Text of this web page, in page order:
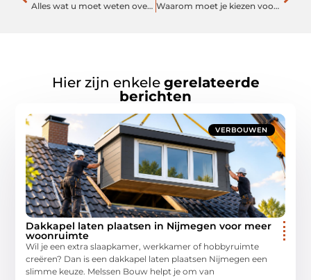
Alles wat u moet weten over het gebruik van magic truffels Waarom moet je kiezen voor maatwerk zonwering?
Hier zijn enkele gerelateerde
berichten
VERBOUWEN
Dakkapel laten plaatsen in Nijmegen voor meer
woonruimte
Wil je een extra slaapkamer, werkkamer of hobbyruimte
creëren? Dan is een dakkapel laten plaatsen Nijmegen een
slimme keuze. Melssen Bouw helpt je om van